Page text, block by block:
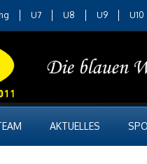
U7 U8 U9 U10
AKTUELLES